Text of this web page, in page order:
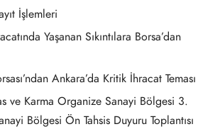
İşlemleri
Yaşanan Sıkıntılara Borsa’dan
Ankara’da Kritik İhracat Teması
ve Karma Organize Sanayi Bölgesi 3.
Bölgesi Ön Tahsis Duyuru Toplantısı